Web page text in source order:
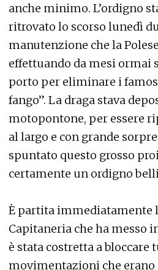
anche minimo. L’ordigno
ritrovato lo scorso lunedì
manutenzione che la
effettuando da mesi ormai
porto per eliminare i
fango”. La draga stava
motopontone, per essere
al largo e con grande
spuntato questo grosso
certamente un ordigno
È partita immediatamente
Capitaneria che ha messo
è stata costretta a bloccare
movimentazioni che erano